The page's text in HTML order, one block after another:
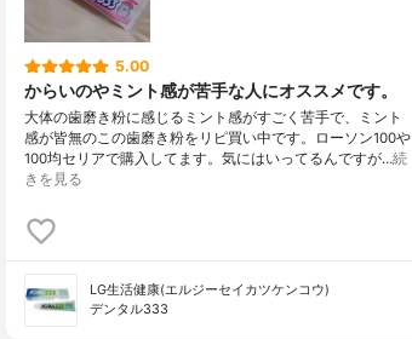
5.00
からいのやミント感が苦手な人にオススメです。
大体の歯磨き粉に感じるミント感がすごく苦手で、ミント
感が皆無のこの歯磨き粉をリピ買い中です。ローソン100や
100均セリアで購入してます。気にはいってるんですが…続
きを見る
LG生活健康(エルジーセイカツケンコウ)
デンタル333